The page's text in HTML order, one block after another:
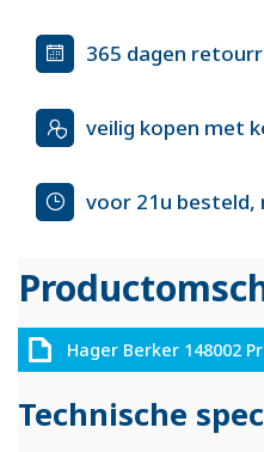
365 dagen
veilig kopen met
voor 21u besteld,
Hager Berker 148002
Technische